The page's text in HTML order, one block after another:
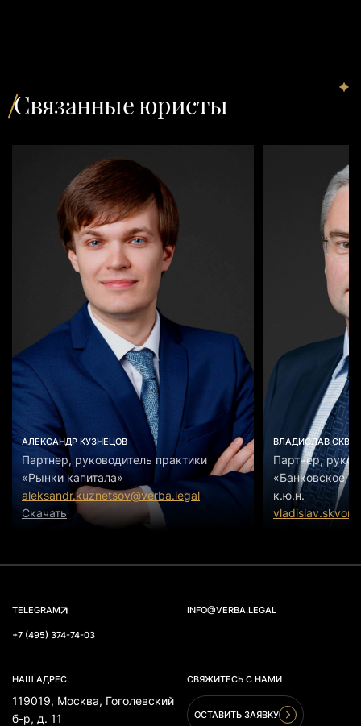
Связанные юристы
АЛЕКСАНДР КУЗНЕЦОВ
Партнер, руководитель практики
«Рынки капитала»
aleksandr.kuznetsov@verba.legal
Скачать
ВЛАДИСЛАВ
Партнер,
«Банковское и
к.ю.н.
TELEGRAM INFO@VERBA.LEGAL
+7 (495) 374-74-03
НАШ АДРЕС
119019, Москва, Гоголевский
б-р, д. 11
СВЯЖИТЕСЬ С НАМИ
ОСТАВИТЬ ЗАЯВКУ